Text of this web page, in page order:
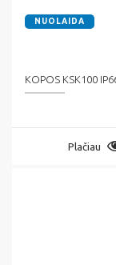
NUOLAIDA
KOPOS KSK100
Plačiau